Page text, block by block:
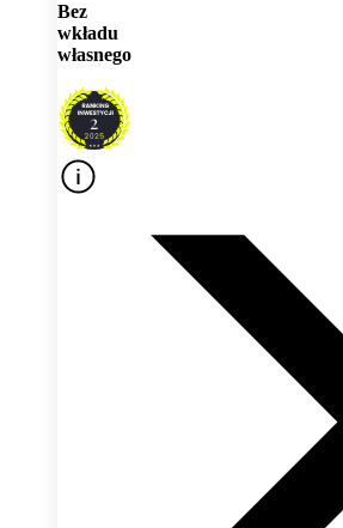
Bez
wkładu
własnego